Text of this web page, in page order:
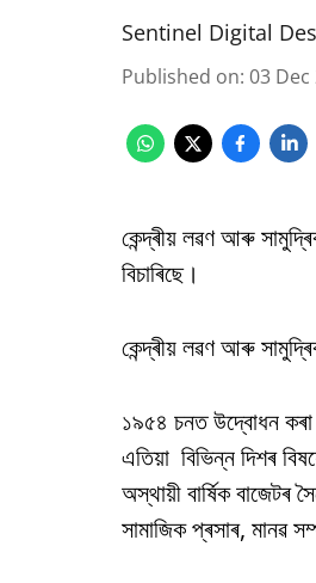
Sentinel Digital
Published on: 03 Dec
কেন্দ্ৰীয় লৱণ আৰু
বিচাৰিছে।
কেন্দ্ৰীয় লৱণ আৰু
১৯৫৪ চনত উদ্বোধন
এতিয়া বিভিন্ন দিশৰ
অস্থায়ী বাৰ্ষিক
সামাজিক প্ৰসাৰ, মানৱ